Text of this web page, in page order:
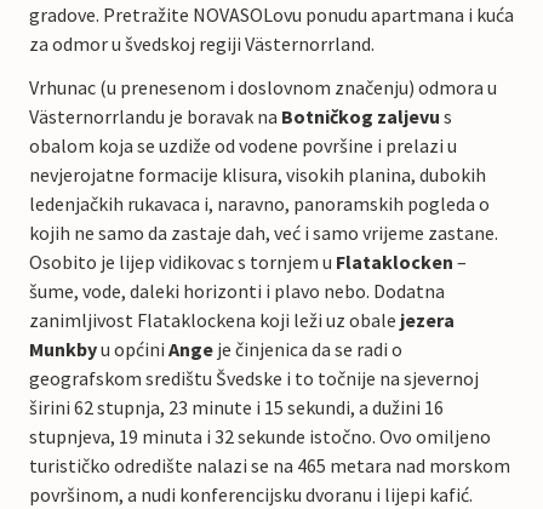
gradove. Pretražite NOVASOLovu ponudu apartmana i kuća
za odmor u švedskoj regiji Västernorrland.
Vrhunac (u prenesenom i doslovnom značenju) odmora u
Västernorrlandu je boravak na Botničkog zaljevu s
obalom koja se uzdiže od vodene površine i prelazi u
nevjerojatne formacije klisura, visokih planina, dubokih
ledenjačkih rukavaca i, naravno, panoramskih pogleda o
kojih ne samo da zastaje dah, već i samo vrijeme zastane.
Osobito je lijep vidikovac s tornjem u Flataklocken –
šume, vode, daleki horizonti i plavo nebo. Dodatna
zanimljivost Flataklockena koji leži uz obale jezera
Munkbyu općini Ange je činjenica da se radi o
geografskom središtu Švedske i to točnije na sjevernoj
širini 62 stupnja, 23 minute i 15 sekundi, a dužini 16
stupnjeva, 19 minuta i 32 sekunde istočno. Ovo omiljeno
turističko odredište nalazi se na 465 metara nad morskom
površinom, a nudi konferencijsku dvoranu i lijepi kafić.